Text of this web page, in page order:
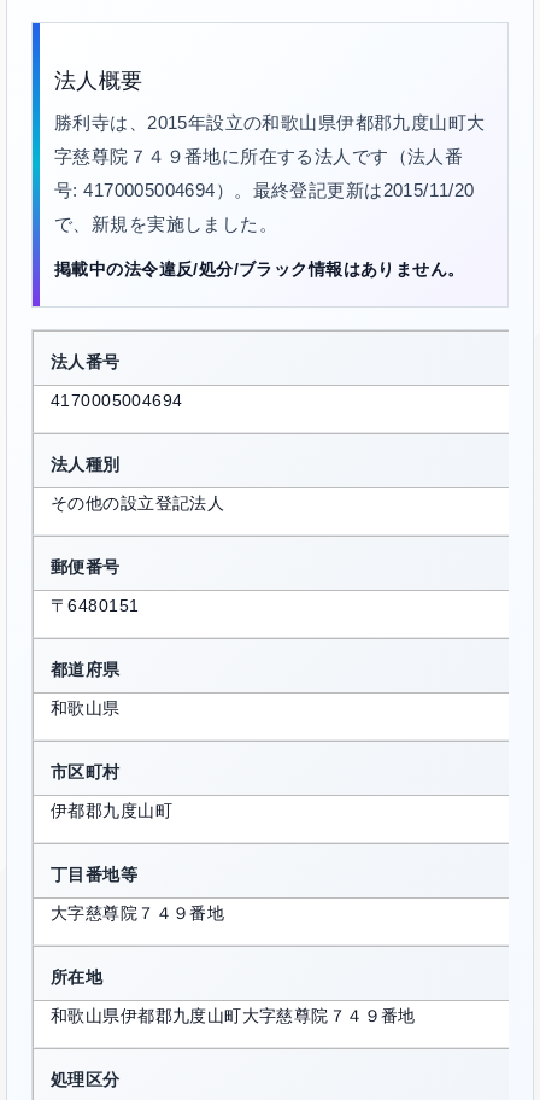
法人概要
勝利寺は、2015年設立の和歌山県伊都郡九度山町大
字慈尊院７４９番地に所在する法人です（法人番
号: 4170005004694）。最終登記更新は2015/11/20
で、新規を実施しました。
掲載中の法令違反/処分/ブラック情報はありません。
法人番号
4170005004694
法人種別
その他の設立登記法人
郵便番号
〒6480151
都道府県
和歌山県
市区町村
伊都郡九度山町
丁目番地等
大字慈尊院７４９番地
所在地
和歌山県伊都郡九度山町大字慈尊院７４９番地
処理区分